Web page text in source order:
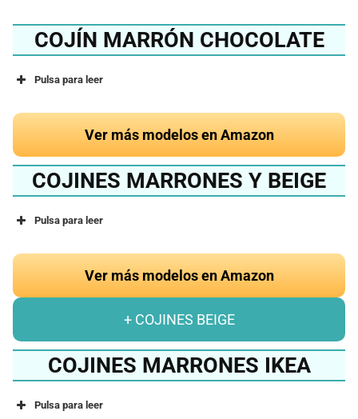
COJÍN MARRÓN CHOCOLATE
Pulsa para leer
Ver más modelos en Amazon
COJINES MARRONES Y BEIGE
Pulsa para leer
Ver más modelos en Amazon
+ COJINES BEIGE
COJINES MARRONES IKEA
Pulsa para leer